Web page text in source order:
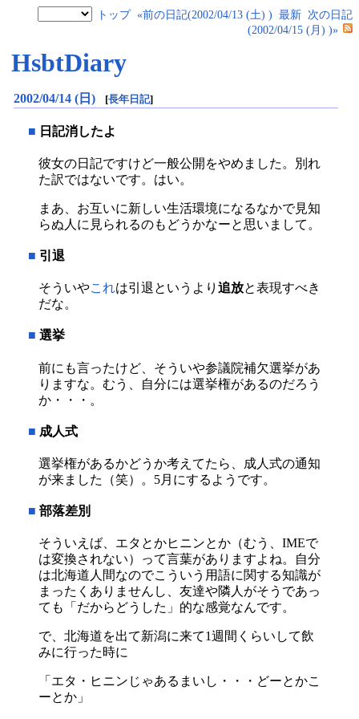
トップ «前の日記(2002/04/13 (土) ) 最新 次の日記
(2002/04/15 (月) )»
HsbtDiary
2002/04/14 (日) [長年日記]
■ 日記消したよ
彼女の日記ですけど一般公開をやめました。別れ
た訳ではないです。はい。
まあ、お互いに新しい生活環境になるなかで見知
らぬ人に見られるのもどうかなーと思いまして。
■ 引退
そういやこれは引退というより 追放と表現すべき
だな。
■ 選挙
前にも言ったけど、そういや参議院補欠選挙があ
りますな。むう、自分には選挙権があるのだろう
か・・・。
■ 成人式
選挙権があるかどうか考えてたら、成人式の通知
が来ました（笑）。5月にするようです。
■ 部落差別
そういえば、エタとかヒニンとか（むう、IMEで
は変換されない）って言葉がありますよね。自分
は北海道人間なのでこういう用語に関する知識が
まったくありませんし、友達や隣人がそうであっ
ても「だからどうした」的な感覚なんです。
で、北海道を出て新潟に来て1週間くらいして飲
みに行った時に
「エタ・ヒニンじゃあるまいし・・・どーとかこ
ーとか」